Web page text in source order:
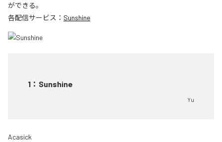
ができる。
各配信サービス： Sunshine
1 ： Sunshine
Yu
Acasick